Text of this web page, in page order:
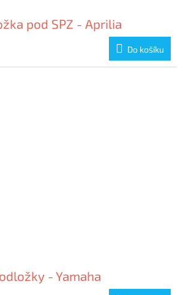
pod SPZ - Aprilia
Do košíku
- Yamaha